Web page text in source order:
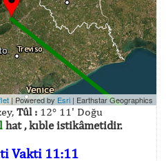
| Powered by Esri | Earthstar Geographics
Tûl :12° 11' Doğu
hat , kıble istikâmetidir.
Vakti 11:11